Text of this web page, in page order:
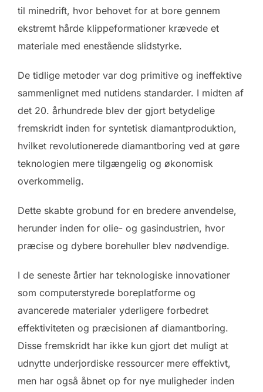
til minedrift, hvor behovet for at bore gennem
ekstremt hårde klippeformationer krævede et
materiale med enestående slidstyrke.
De tidlige metoder var dog primitive og ineffektive
sammenlignet med nutidens standarder. I midten af
det 20. århundrede blev der gjort betydelige
fremskridt inden for syntetisk diamantproduktion,
hvilket revolutionerede diamantboring ved at gøre
teknologien mere tilgængelig og økonomisk
overkommelig.
Dette skabte grobund for en bredere anvendelse,
herunder inden for olie- og gasindustrien, hvor
præcise og dybere borehuller blev nødvendige.
I de seneste årtier har teknologiske innovationer
som computerstyrede boreplatforme og
avancerede materialer yderligere forbedret
effektiviteten og præcisionen af diamantboring.
Disse fremskridt har ikke kun gjort det muligt at
udnytte underjordiske ressourcer mere effektivt,
men har også åbnet op for nye muligheder inden